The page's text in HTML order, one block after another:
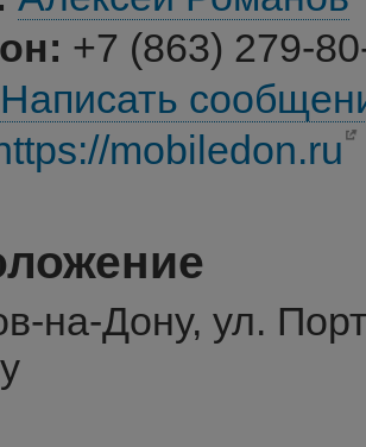
+7 (863) 279-
Написать
mobiledon.ru
на-Дону, ул.